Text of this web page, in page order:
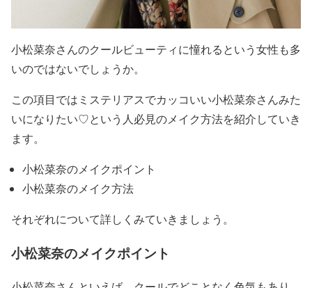
小松菜奈さんのクールビューティに憧れるという女性も多
いのではないでしょうか。
この項目では ミステリアスでカッコいい小松菜奈さんみた
いになりたい♡という人必見のメイク方法を紹介していき
ます。
小松菜奈のメイクポイント
小松菜奈のメイク方法
それぞれについて詳しくみていきましょう。
小松菜奈のメイクポイント